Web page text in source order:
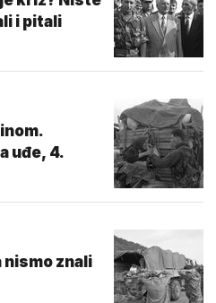
i pitali
uđe, 4.
nismo znali